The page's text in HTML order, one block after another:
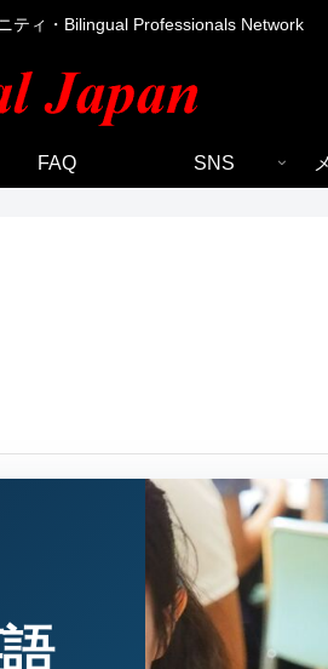
ティ・Bilingual Professionals Network
FAQ SNS